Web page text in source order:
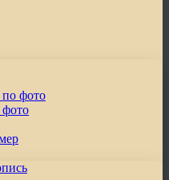
фото
фото